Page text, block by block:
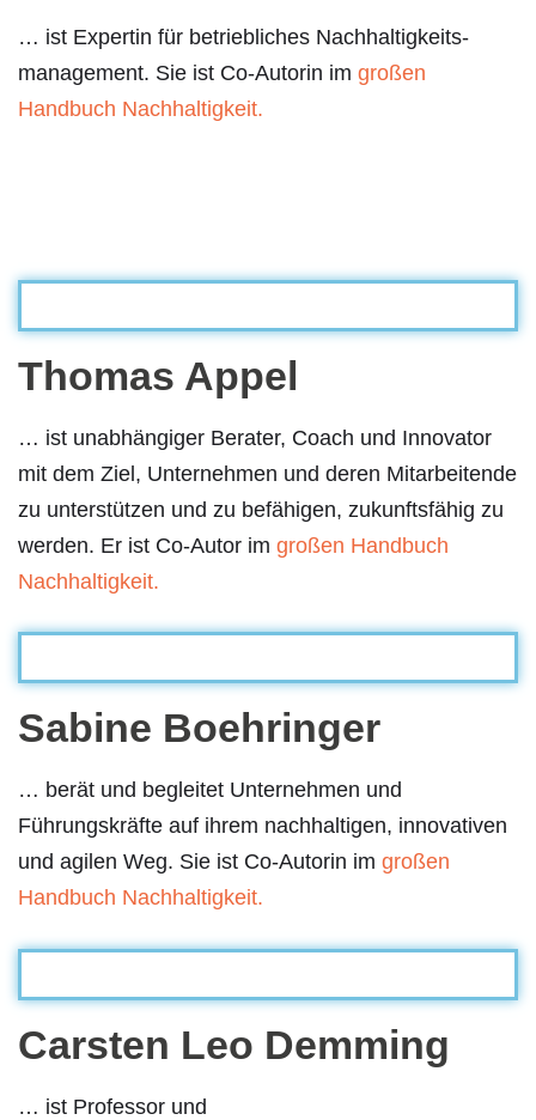
… ist Expertin für betriebliches Nachhaltigkeits-
management. Sie ist Co-Autorin im großen
Handbuch Nachhaltigkeit.
Thomas Appel
… ist unabhängiger Berater, Coach und Innovator
mit dem Ziel, Unternehmen und deren Mitarbeitende
zu unterstützen und zu befähigen, zukunftsfähig zu
werden. Er ist Co-Autor im großen Handbuch
Nachhaltigkeit.
Sabine Boehringer
… berät und begleitet Unternehmen und
Führungskräfte auf ihrem nachhaltigen, innovativen
und agilen Weg. Sie ist Co-Autorin im großen
Handbuch Nachhaltigkeit.
Carsten Leo Demming
… ist Professor und